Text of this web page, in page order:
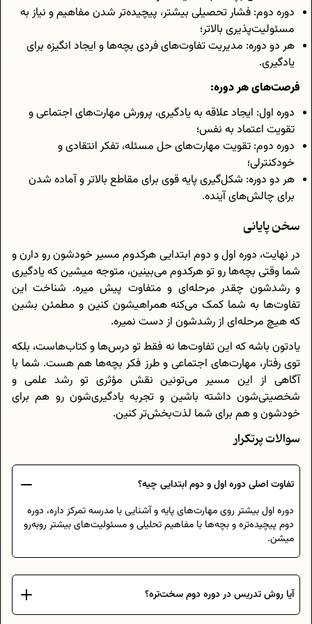
دوره دوم: فشار تحصیلی بیشتر، پیچیده‌تر شدن مفاهیم و نیاز به
مسئولیت‌پذیری بالاتر؛
هر دو دوره: مدیریت تفاوت‌های فردی بچه‌ها و ایجاد انگیزه برای
یادگیری.
فرصت‌های هر دوره:
دوره اول: ایجاد علاقه به یادگیری، پرورش مهارت‌های اجتماعی و
تقویت اعتماد به نفس؛
دوره دوم: تقویت مهارت‌های حل مسئله، تفکر انتقادی و
خودکنترلی؛
هر دو دوره: شکل‌گیری پایه قوی برای مقاطع بالاتر و آماده شدن
برای چالش‌های آینده.
سخن پایانی
در نهایت، دوره اول و دوم ابتدایی هرکدوم مسیر خودشون رو دارن و
شما وقتی بچه‌ها رو تو هرکدوم می‌بینین، متوجه میشین که یادگیری
و رشدشون چقدر مرحله‌ای و متفاوت پیش میره. شناخت این
تفاوت‌ها به شما کمک می‌کنه همراهیشون کنین و مطمئن بشین
که هیچ مرحله‌ای از رشدشون از دست نمیره.
یادتون باشه که این تفاوت‌ها نه فقط تو درس‌ها و کتاب‌هاست، بلکه
توی رفتار، مهارت‌های اجتماعی و طرز فکر بچه‌ها هم هست. شما با
آگاهی از این مسیر می‌تونین نقش مؤثری تو رشد علمی و
شخصیتی‌شون داشته باشین و تجربه یادگیری‌شون رو هم برای
خودشون و هم برای شما لذت‌بخش‌تر کنین.
سوالات پرتکرار
تفاوت اصلی دوره اول و دوم ابتدایی چیه؟
دوره اول بیشتر روی مهارت‌های پایه و آشنایی با مدرسه تمرکز داره، دوره
دوم پیچیده‌تره و بچه‌ها با مفاهیم تحلیلی و مسئولیت‌های بیشتر روبه‌رو
میشن.
آیا روش تدریس در دوره دوم سخت‌تره؟